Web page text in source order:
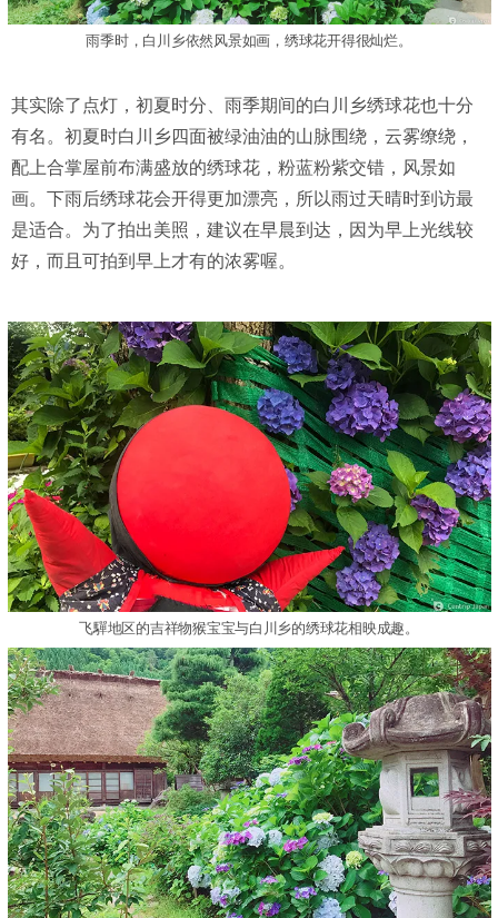
雨季时，白川乡依然风景如画，绣球花开得很灿烂。
其实除了点灯，初夏时分、雨季期间的白川乡绣球花也十分
有名。初夏时白川乡四面被绿油油的山脉围绕，云雾缭绕，
配上合掌屋前布满盛放的绣球花，粉蓝粉紫交错，风景如
画。下雨后绣球花会开得更加漂亮，所以雨过天晴时到访最
是适合。为了拍出美照，建议在早晨到达，因为早上光线较
好，而且可拍到早上才有的浓雾喔。
飞驒地区的吉祥物猴宝宝与白川乡的绣球花相映成趣。